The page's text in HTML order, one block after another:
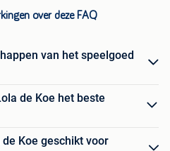
over deze FAQ
van het speelgoed
de Koe het beste
Koe geschikt voor